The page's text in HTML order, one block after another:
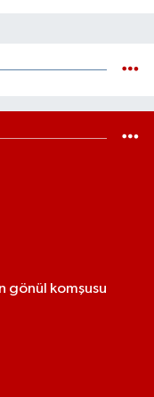
gönül komşusu